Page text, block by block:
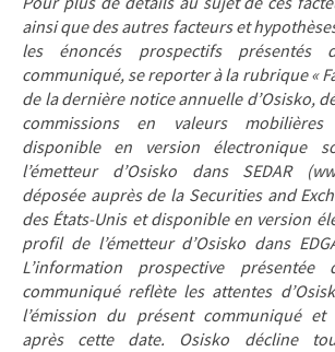
ainsi que des autres facteurs et
les énoncés prospectifs présentés
communiqué, se reporter à la rubrique «
de la dernière notice annuelle d’Osisko,
commissions en valeurs mobilières
disponible en version électronique
l’émetteur d’Osisko dans SEDAR
déposée auprès de la Securities and
des États-Unis et disponible en version
profil de l’émetteur d’Osisko dans
L’information prospective
communiqué reflète les attentes
l’émission du présent communiqué
après cette date. Osisko décline